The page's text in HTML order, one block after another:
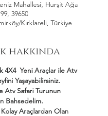
Mahallesi, Hurşit Ağa
39650
Kırklareli, Türkiye
hakkında
4X4  Yeni Araçlar ile Atv
Yaşayabilirsiniz.
Atv Safari Turunun
Bahsedelim.
Kolay Araçlardan Olan